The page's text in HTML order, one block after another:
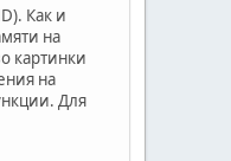
Как и
на
картинки
на
Для